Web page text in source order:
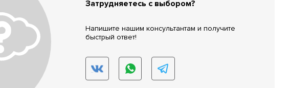
Затрудняетесь с выбором?
Напишите нашим консультантам и получите
быстрый ответ!